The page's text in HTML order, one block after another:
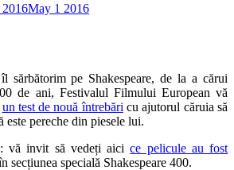
May 1 2016
sărbătorim pe Shakespeare, de la a cărui
de ani, Festivalul Filmului European vă
un test de nouă întrebări cu ajutorul căruia să
este pereche din piesele lui.
vă invit să vedeți aicice pelicule au fost
secțiunea specială Shakespeare 400.